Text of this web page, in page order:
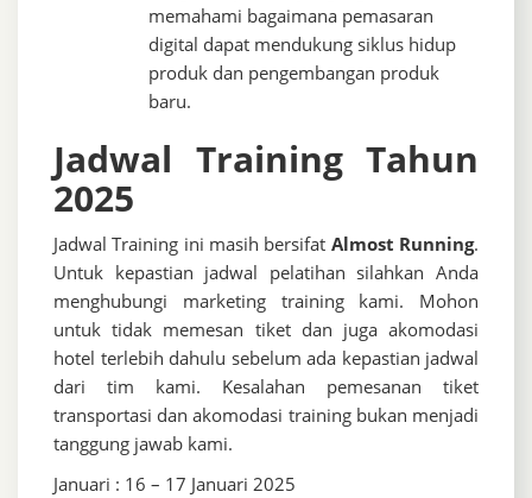
memahami bagaimana pemasaran
digital dapat mendukung siklus hidup
produk dan pengembangan produk
baru.
Jadwal Training Tahun
2025
Jadwal Training ini masih bersifat Almost Running.
Untuk kepastian jadwal pelatihan silahkan Anda
menghubungi marketing training kami. Mohon
untuk tidak memesan tiket dan juga akomodasi
hotel terlebih dahulu sebelum ada kepastian jadwal
dari tim kami. Kesalahan pemesanan tiket
transportasi dan akomodasi training bukan menjadi
tanggung jawab kami.
Januari : 16 – 17 Januari 2025